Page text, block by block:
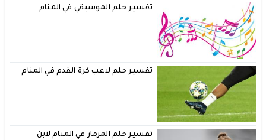
تفسير حلم الموسيقي في المنام
تفسير حلم لاعب كرة القدم في المنام
تفسير حلم المزمار في المنام لابن